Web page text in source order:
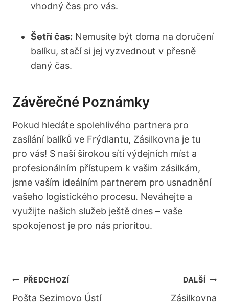
vhodný čas pro vás.
Šetří čas: Nemusíte být doma na doručení
balíku, stačí si jej vyzvednout v přesně
daný čas.
Závěrečné Poznámky
Pokud hledáte spolehlivého partnera pro
zasílání balíků ve Frýdlantu, Zásilkovna je tu
pro vás! S naší širokou sítí výdejních míst a
profesionálním přístupem k vašim zásilkám,
jsme vaším ideálním partnerem pro usnadnění
vašeho logistického procesu. Neváhejte a
využijte našich služeb ještě dnes – vaše
spokojenost je pro nás prioritou.
Navigace
PŘEDCHOZÍ
Pošta Sezimovo Ústí
DALŠÍ
Zásilkovna